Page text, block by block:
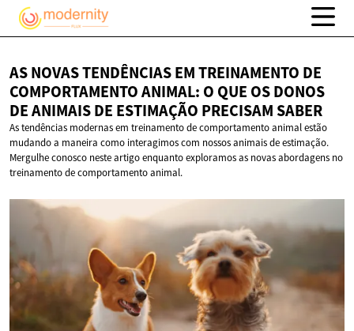
AS NOVAS TENDÊNCIAS EM TREINAMENTO DE
COMPORTAMENTO ANIMAL: O QUE OS DONOS
DE ANIMAIS DE ESTIMAÇÃO PRECISAM SABER
As tendências modernas em treinamento de comportamento animal estão
mudando a maneira como interagimos com nossos animais de estimação.
Mergulhe conosco neste artigo enquanto exploramos as novas abordagens no
treinamento de comportamento animal.